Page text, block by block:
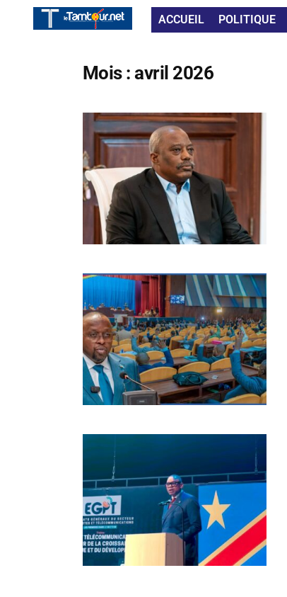
ACCUEIL POLITIQUE
Mois :avril 2026